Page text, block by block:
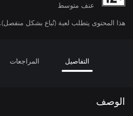
عنف متوسط
هذا المحتوى يتطلب لعبة (تُباع بشكل منفصل).
التفاصيل المراجعات
الوصف